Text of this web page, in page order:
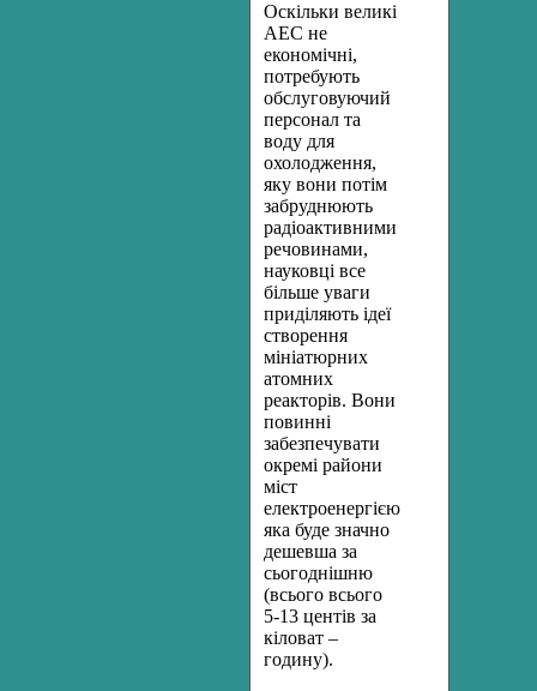
Оскільки великі
АЕС не
економічні,
потребують
обслуговуючий
персонал та
воду для
охолодження,
яку вони потім
забруднюють
радіоактивними
речовинами,
науковці все
більше уваги
приділяють ідеї
створення
мініатюрних
атомних
реакторів. Вони
повинні
забезпечувати
окремі райони
міст
електроенергією,
яка буде значно
дешевша за
сьогоднішню
(всього всього
5-13 центів за
кіловат –
годину).